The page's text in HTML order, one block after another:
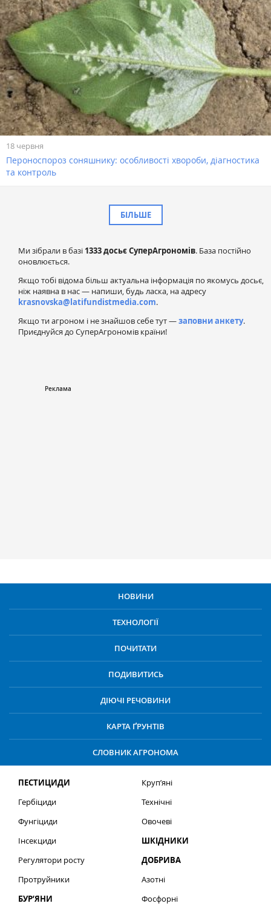
18 червня
Пероноспороз соняшнику: особливості хвороби, діагностика
та контроль
БІЛЬШЕ
Ми зібрали в базі 1333 досьє СуперАгрономів. База постійно
оновлюється.
Якщо тобі відома більш актуальна інформація по якомусь досьє,
ніж наявна в нас — напиши, будь ласка, на адресу
krasnovska@latifundistmedia.com.
Якщо ти агроном і не знайшов себе тут —заповни анкету.
Приєднуйся до СуперАгрономів країни!
НОВИНИ
ТЕХНОЛОГІЇ
ПОЧИТАТИ
ПОДИВИТИСЬ
ДІЮЧІ РЕЧОВИНИ
КАРТА ҐРУНТІВ
СЛОВНИК АГРОНОМА
ПЕСТИЦИДИ
Гербіциди
Фунгіциди
Інсекциди
Регулятори росту
Протруйники
БУР’ЯНИ
Круп’яні
Технічні
Овочеві
ШКІДНИКИ
ДОБРИВА
Азотні
Фосфорні